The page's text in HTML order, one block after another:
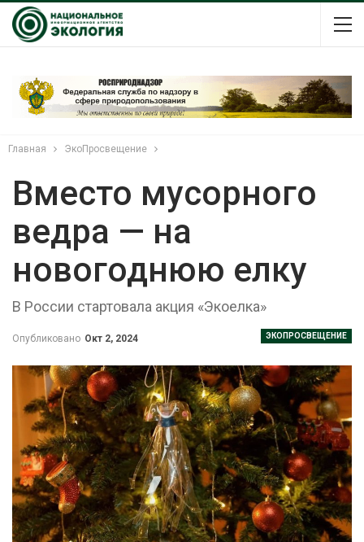
Главная ЭкоПросвещение
Вместо мусорного
ведра — на
новогоднюю елку
В России стартовала акция «Экоелка»
ЭКОПРОСВЕЩЕНИЕ
Опубликовано Окт 2, 2024